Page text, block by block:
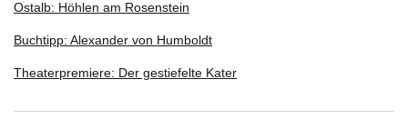
Ostalb: Höhlen am Rosenstein
Buchtipp: Alexander von Humboldt
Theaterpremiere: Der gestiefelte Kater